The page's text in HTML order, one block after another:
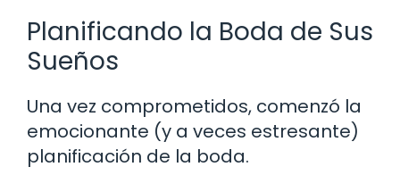
Planificando la Boda de Sus
Sueños
Una vez comprometidos, comenzó la
emocionante (y a veces estresante)
planificación de la boda.